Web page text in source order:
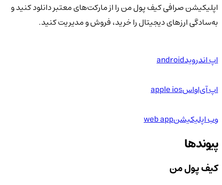
اپلیکیشن صرافی کیف پول من را از مارکت‌های معتبر دانلود کنید و
به‌سادگی ارزهای دیجیتال را خرید، فروش و مدیریت کنید.
اپ اندرویدandroid
اپ آی‌او‌اسapple ios
وب اپلیکیشنweb app
پیوندها
کیف پول من